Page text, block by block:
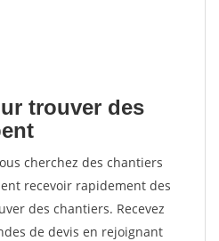
trouver des
cherchez des chantiers
recevoir rapidement des
des chantiers. Recevez
de devis en rejoignant